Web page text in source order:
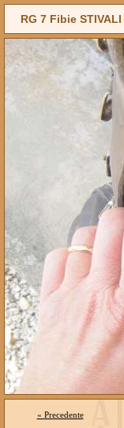
RG 7 Fibie
« Precedente